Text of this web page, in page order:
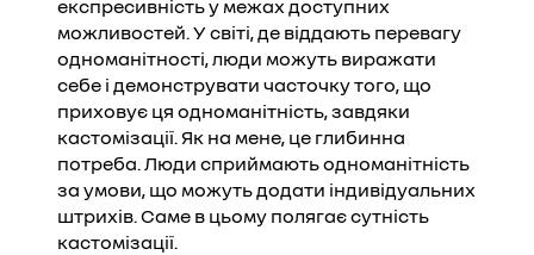
експресивність у межах доступних
можливостей. У світі, де віддають перевагу
одноманітності, люди можуть виражати
себе і демонструвати часточку того, що
приховує ця одноманітність, завдяки
кастомізації. Як на мене, це глибинна
потреба. Люди сприймають одноманітність
за умови, що можуть додати індивідуальних
штрихів. Саме в цьому полягає сутність
кастомізації.